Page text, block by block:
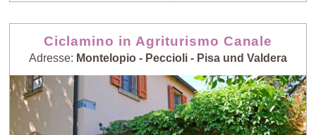
Ciclamino in Agriturismo Canale
Adresse: Montelopio - Peccioli - Pisa und Valdera